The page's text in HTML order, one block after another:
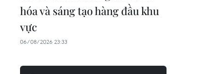
hóa và sáng tạo hàng đầu khu
vực
06/08/2026 23:33